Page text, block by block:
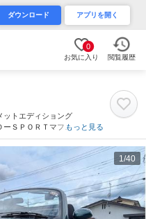
ダウンロード アプリを開く
0
お気に入り 閲覧履歴
トエディショング
ＳＰＯＲＴマフラもっと見る
1 /40